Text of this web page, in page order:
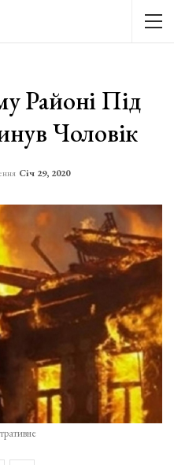
Районі Під
Чоловік
Січ 29, 2020